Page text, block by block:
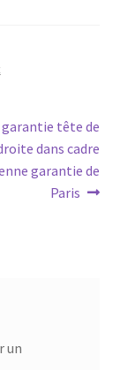
tête de
dans cadre
garantie de
Paris
un